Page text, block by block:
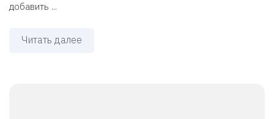
добавить ...
Читать далее